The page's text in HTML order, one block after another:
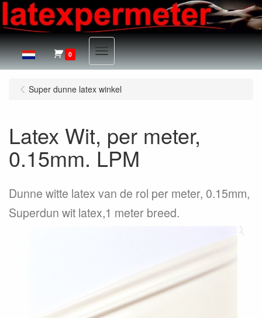
0 Menu
Super dunne latex winkel
Latex Wit, per meter,
0.15mm. LPM
Dunne witte latex van de rol per meter, 0.15mm,
Superdun wit latex,1 meter breed.